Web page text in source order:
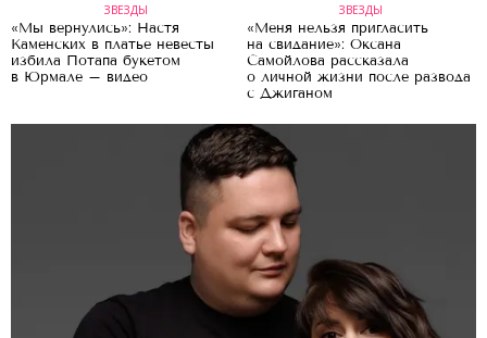
ЗВЕЗДЫ
«Мы вернулись»: Настя
Каменских в платье невесты
избила Потапа букетом
в Юрмале – видео
ЗВЕЗДЫ
«Меня нельзя пригласить
на свидание»: Оксана
Самойлова рассказала
о личной жизни после развода
с Джиганом